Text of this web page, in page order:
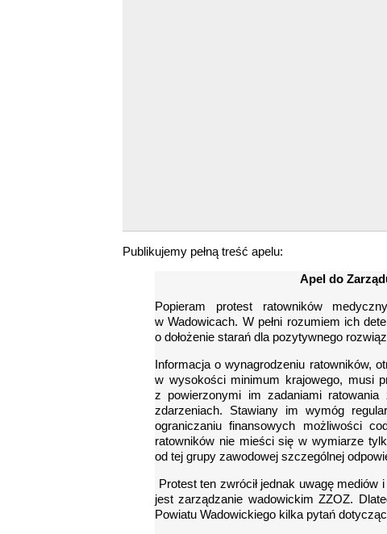
Publikujemy pełną treść apelu:
Apel do
Popieram protest ratowników
w Wadowicach. W pełni rozumiem ich
o dołożenie starań dla pozytywnego
Informacja o wynagrodzeniu ratowników,
w wysokości minimum krajowego, musi
z powierzonymi im zadaniami
zdarzeniach. Stawiany im wymóg
ograniczaniu finansowych możliwości
ratowników nie mieści się w wymiarze
od tej grupy zawodowej szczególnej
Protest ten zwrócił jednak uwagę
jest zarządzanie wadowickim ZZOZ.
Powiatu Wadowickiego kilka pytań